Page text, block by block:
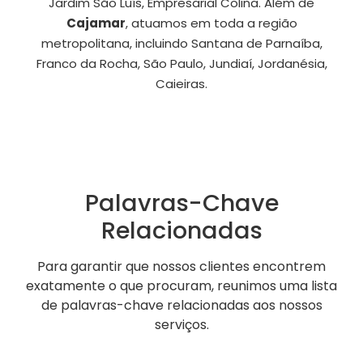
Cajamar, atuamos em toda a região
metropolitana, incluindo Santana de Parnaíba,
Franco da Rocha, São Paulo, Jundiaí, Jordanésia,
Caieiras.
Palavras-Chave
Relacionadas
Para garantir que nossos clientes encontrem
exatamente o que procuram, reunimos uma lista
de palavras-chave relacionadas aos nossos
serviços.